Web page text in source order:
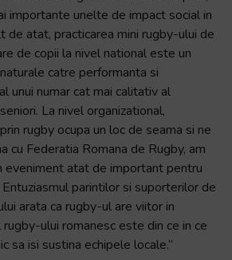
importante unelte de impact social in
de atat, practicarea mini rugby-ului de
de copii la nivel national este un
catre performanta si
unui numar cat mai calitativ al
La nivel organizational,
rugby ocupa un loc de seama si ne
cu Federatia Romana de Rugby, am
eveniment atat de important pentru
parintilor si suporterilor de
arata ca rugby-ul are viitor in
rugby-ului romanesc este din ce in ce
sa isi sustina echipele locale.”